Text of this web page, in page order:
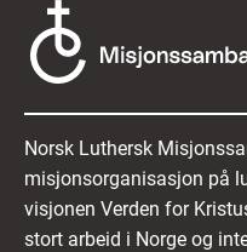
Norsk Luthersk
misjonsorganisasjon på
visjonen Verden for
stort arbeid i Norge og